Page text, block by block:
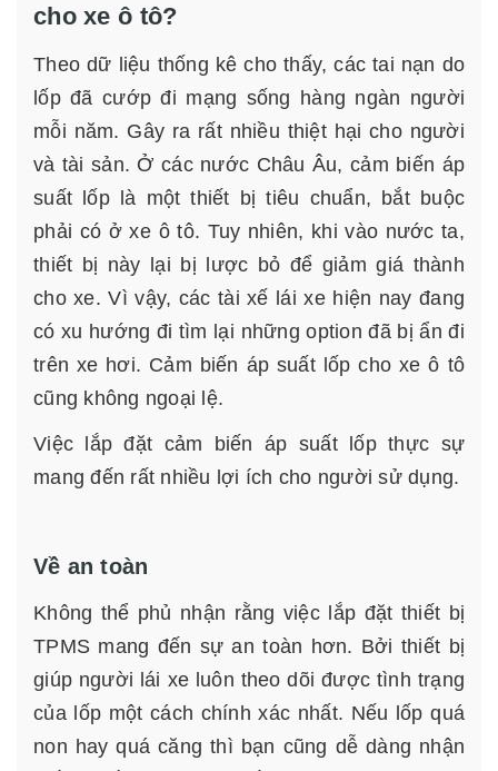
cho xe ô tô?
Theo dữ liệu thống kê cho thấy, các tai nạn do
lốp đã cướp đi mạng sống hàng ngàn người
mỗi năm. Gây ra rất nhiều thiệt hại cho người
và tài sản. Ở các nước Châu Âu, cảm biến áp
suất lốp là một thiết bị tiêu chuẩn, bắt buộc
phải có ở xe ô tô. Tuy nhiên, khi vào nước ta,
thiết bị này lại bị lược bỏ để giảm giá thành
cho xe. Vì vậy, các tài xế lái xe hiện nay đang
có xu hướng đi tìm lại những option đã bị ẩn đi
trên xe hơi. Cảm biến áp suất lốp cho xe ô tô
cũng không ngoại lệ.
Việc lắp đặt cảm biến áp suất lốp thực sự
mang đến rất nhiều lợi ích cho người sử dụng.
Về an toàn
Không thể phủ nhận rằng việc lắp đặt thiết bị
TPMS mang đến sự an toàn hơn. Bởi thiết bị
giúp người lái xe luôn theo dõi được tình trạng
của lốp một cách chính xác nhất. Nếu lốp quá
non hay quá căng thì bạn cũng dễ dàng nhận